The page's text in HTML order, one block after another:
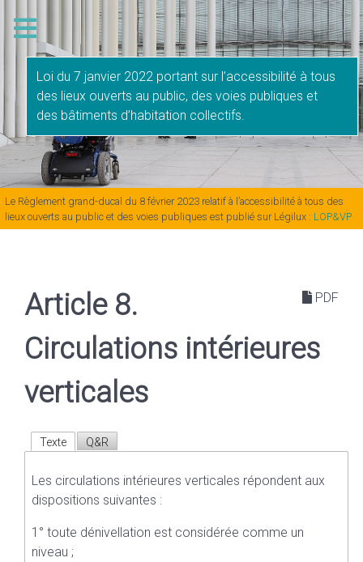
Loi du 7 janvier 2022 portant sur l’accessibilité à tous
des lieux ouverts au public, des voies publiques et
des bâtiments d’habitation collectifs.
Le Règlement grand-ducal du 8 février 2023 relatif à l’accessibilité à tous des
lieux ouverts au public et des voies publiques est publié sur Légilux : LOP&VP
PDF
Article 8.
Circulations intérieures
verticales
Texte Q&R
Les circulations intérieures verticales répondent aux
dispositions suivantes :
1° toute dénivellation est considérée comme un
niveau ;